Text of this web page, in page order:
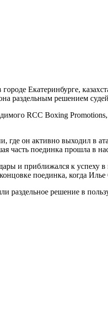
Екатеринбурге,
раздельным решением
RCC Boxing
он активно выходил в
часть поединка прошла в
и приближался к успеху
поединка, когда Илье
раздельное решение в